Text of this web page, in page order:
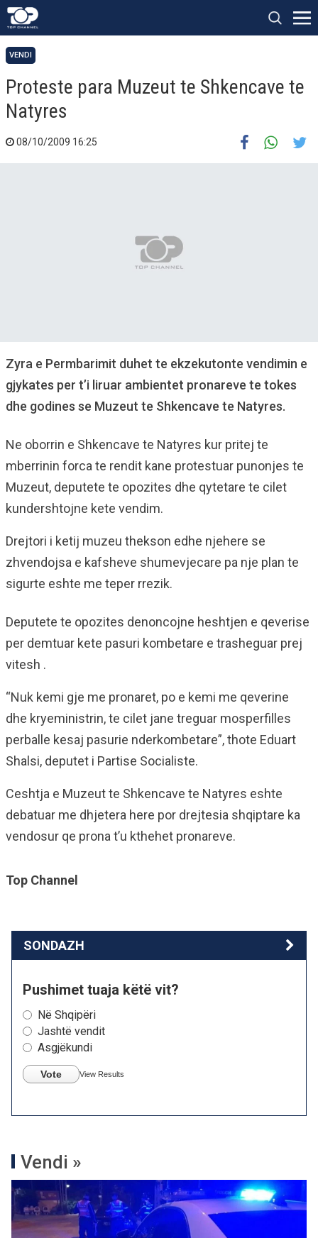
VENDI
Proteste para Muzeut te Shkencave te
Natyres
08/10/2009 16:25
Zyra e Permbarimit duhet te ekzekutonte vendimin e
gjykates per t’i liruar ambientet pronareve te tokes
dhe godines se Muzeut te Shkencave te Natyres.
Ne oborrin e Shkencave te Natyres kur pritej te
mberrinin forca te rendit kane protestuar punonjes te
Muzeut, deputete te opozites dhe qytetare te cilet
kundershtojne kete vendim.
Drejtori i ketij muzeu thekson edhe njehere se
zhvendojsa e kafsheve shumevjecare pa nje plan te
sigurte eshte me teper rrezik.
Deputete te opozites denoncojne heshtjen e qeverise
per demtuar kete pasuri kombetare e trasheguar prej
vitesh .
“Nuk kemi gje me pronaret, po e kemi me qeverine
dhe kryeministrin, te cilet jane treguar mosperfilles
perballe kesaj pasurie nderkombetare”, thote Eduart
Shalsi, deputet i Partise Socialiste.
Ceshtja e Muzeut te Shkencave te Natyres eshte
debatuar me dhjetera here por drejtesia shqiptare ka
vendosur qe prona t’u kthehet pronareve.
Top Channel
SONDAZH
Pushimet tuaja këtë vit?
Në Shqipëri
Jashtë vendit
Asgjëkundi
Vote View Results
Vendi »